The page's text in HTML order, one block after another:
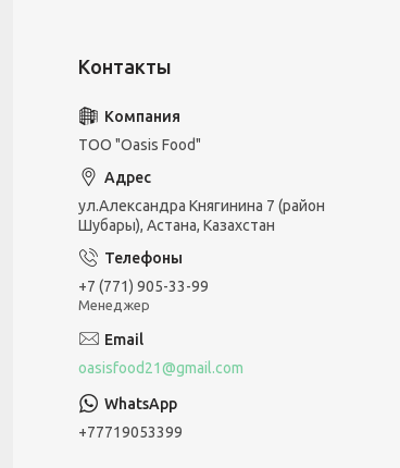
ТОО "Oasis Food"
ул.Александра Княгинина 7 (район
Шубары), Астана, Казахстан
+7 (771) 905-33-99
Менеджер
oasisfood21@gmail.com
+77719053399